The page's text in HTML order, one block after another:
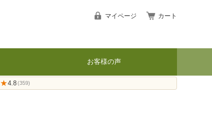
マイページ カート
お客様の声
★4.8 (359)